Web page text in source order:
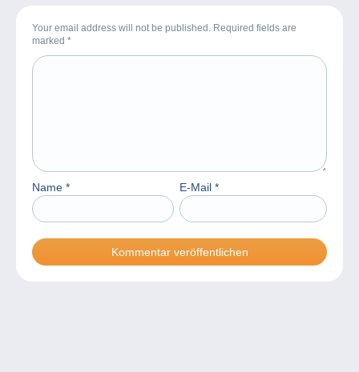
Your email address will not be published. Required fields are
marked *
Name * E-Mail *